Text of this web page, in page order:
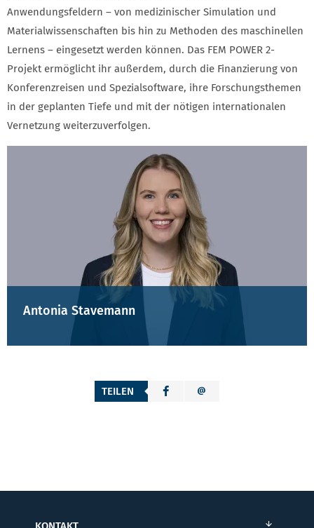
Anwendungsfeldern – von medizinischer Simulation und
Materialwissenschaften bis hin zu Methoden des maschinellen
Lernens – eingesetzt werden können. Das FEM POWER 2-
Projekt ermöglicht ihr außerdem, durch die Finanzierung von
Konferenzreisen und Spezialsoftware, ihre Forschungsthemen
in der geplanten Tiefe und mit der nötigen internationalen
Vernetzung weiterzuverfolgen.
Antonia Stavemann
TEILEN